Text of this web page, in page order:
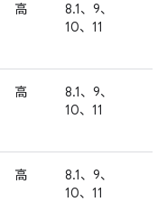
高
8.1、9、
10、11
高
8.1、9、
10、11
高
8.1、9、
10、11